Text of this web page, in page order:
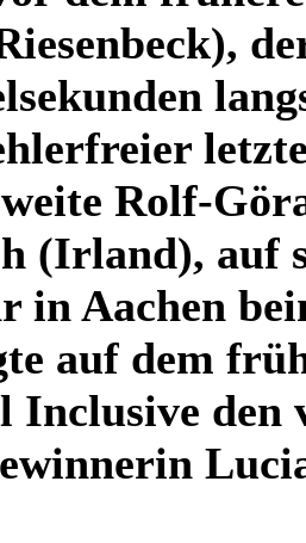
Rolf-
(Irland), auf
in Aachen
auf dem
Inclusive den